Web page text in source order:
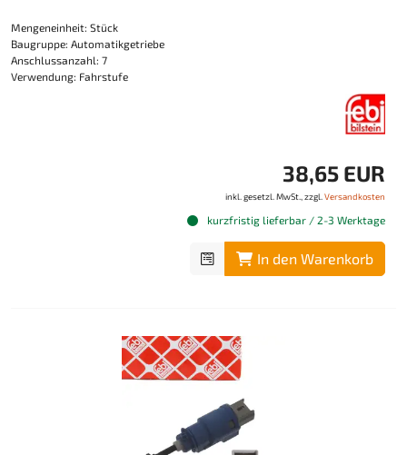
Mengeneinheit: Stück
Baugruppe: Automatikgetriebe
Anschlussanzahl: 7
Verwendung: Fahrstufe
38,65 EUR
inkl. gesetzl. MwSt., zzgl. Versandkosten
kurzfristig lieferbar / 2-3 Werktage
In den Warenkorb